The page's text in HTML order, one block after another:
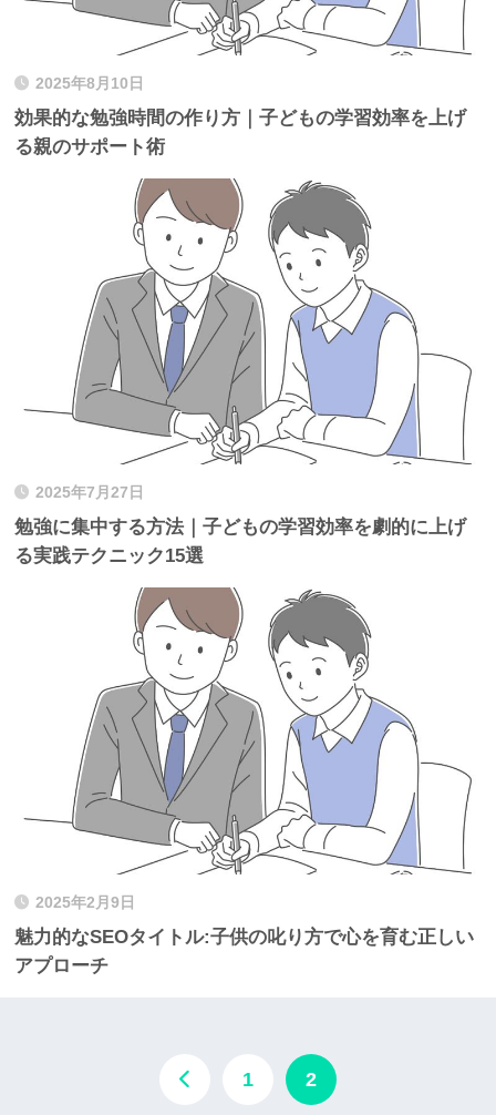
2025年8月10日
効果的な勉強時間の作り方｜子どもの学習効率を上げ
る親のサポート術
2025年7月27日
勉強に集中する方法｜子どもの学習効率を劇的に上げ
る実践テクニック15選
2025年2月9日
魅力的なSEOタイトル:子供の叱り方で心を育む正しい
アプローチ
1 2